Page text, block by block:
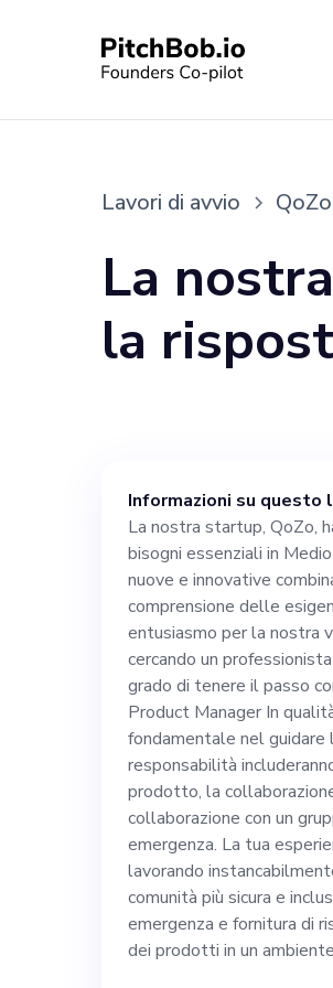
Lavori di avvio QoZo
La
la
nostro
con il
Startup
Informazioni su questo
La nostra startup, QoZo,
bisogni essenziali in
nuove e innovative
comprensione delle
entusiasmo per la nostra
cercando un
grado di tenere il passo
Product Manager In
fondamentale nel
responsabilità
prodotto, la
collaborazione con un
emergenza. La tua
lavorando
comunità più sicura e
emergenza e fornitura di
dei prodotti in un